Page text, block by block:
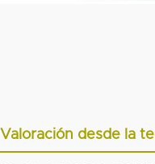
Valoración desde la